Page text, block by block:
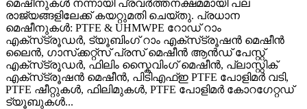
മെഷീനുകൾ നന്നായി പ്രവർത്തനക്ഷമമായി പല
രാജ്യങ്ങളിലേക്ക് കയറ്റുമതി ചെയ്തു. പ്രധാന
മെഷീനുകൾ: PTFE & UHMWPE റോഡ് റാം
എക്‌സ്‌ട്രൂഡർ, ട്യൂബിംഗ് റാം എക്‌സ്‌ട്രൂഷൻ മെഷീൻ
ലൈൻ, ഗാസ്‌ക്കറ്റ്‌സ് പ്രസ് മെഷീൻ ആൻഡ് പേസ്റ്റ്
എക്‌സ്‌ട്രൂഡർ, ഫിലിം സ്കൈവിംഗ് മെഷീൻ, പ്ലാസ്റ്റിക്
എക്‌സ്‌ട്രൂഷൻ മെഷീൻ, പിടിഎഫ്ഇ PTFE പോളിമർ വടി,
PTFE ഷീറ്റുകൾ, ഫിലിമുകൾ, PTFE പോളിമർ കോറഗേറ്റഡ്
ട്യൂബുകൾ...